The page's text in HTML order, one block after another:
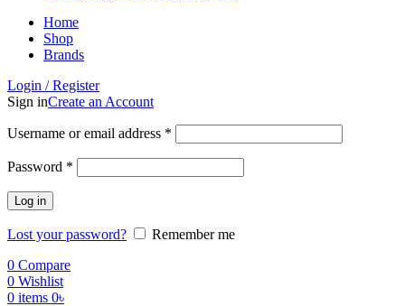
Home
Shop
Brands
Login / Register
Sign inCreate an Account
Username or email address *
Password *
Log in
Lost your password?
Remember me
0 Compare
0 Wishlist
0 items 0৳